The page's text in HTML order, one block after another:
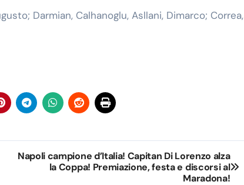
Darmian, Calhanoglu, Asllani, Dimarco; Correa,
Napoli campione d’Italia! Capitan Di Lorenzo alza
la Coppa! Premiazione, festa e discorsi al
Maradona!